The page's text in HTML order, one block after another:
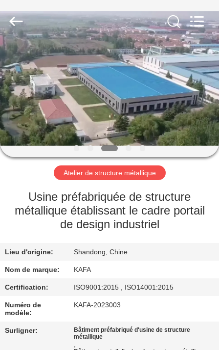
ACCUEIL
PRODUITS
VIDÉOS
SPECTACLE
DE
RÉALITÉ
VIRTUELLE
DE
NOUS
VISITE
DE
L'USINE
KaFa
Fabrication
Ltd..
All
Rights
Reserved.
Atelier de structure métallique
Usine préfabriquée de structure
métallique établissant le cadre portail
de design industriel
Lieu d'origine: Shandong, Chine
Nom de marque: KAFA
Certification: ISO9001:2015 , ISO14001:2015
Numéro de
modèle:
KAFA-2023003
Surligner:
Bâtiment préfabriqué d'usine de structure
métallique
,